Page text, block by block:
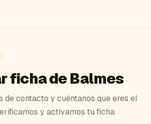
ficha de Balmes
de contacto y cuéntanos que eres el
y activamos tu ficha.